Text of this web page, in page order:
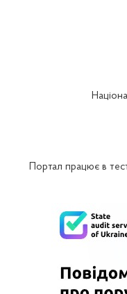
Портал працює в